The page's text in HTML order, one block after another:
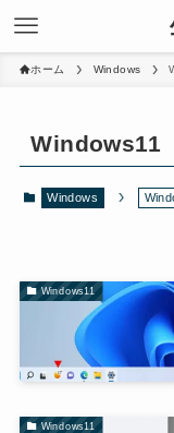
ホーム Windows
Windows11
Windows
Windows11
Windows11